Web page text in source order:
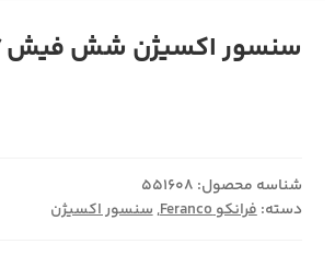
سنسور اکسیژن شش فیش EF7.فرانکو
شناسه محصول: 551608
دسته:فرانکو Feranco ,سنسور اکسیژن